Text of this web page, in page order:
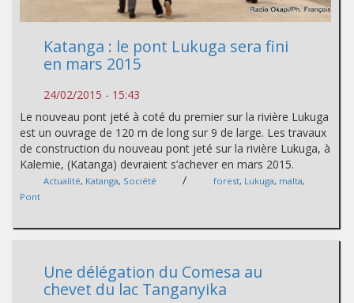
Katanga : le pont Lukuga sera fini
en mars 2015
24/02/2015 - 15:43
Le nouveau pont jeté à coté du premier sur la rivière Lukuga
est un ouvrage de 120 m de long sur 9 de large. Les travaux
de construction du nouveau pont jeté sur la rivière Lukuga, à
Kalemie, (Katanga) devraient s’achever en mars 2015.
Actualité, Katanga, Société / forest, Lukuga, malta,
Pont
Une délégation du Comesa au
chevet du lac Tanganyika